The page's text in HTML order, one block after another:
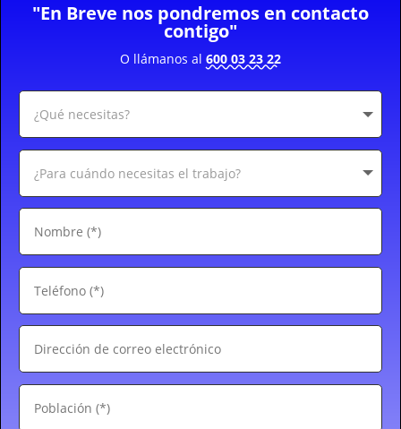
"En Breve nos pondremos en contacto
contigo"
O llámanos al 600 03 23 22